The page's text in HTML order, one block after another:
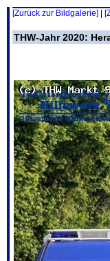
[Zurück zur Bildgalerie]
THW-Jahr 2020: